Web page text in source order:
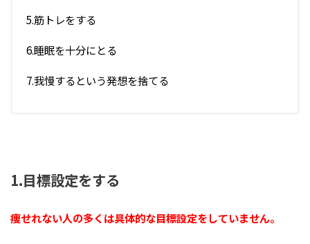
5.筋トレをする
6.睡眠を十分にとる
7.我慢するという発想を捨てる
1.目標設定をする
痩せれない人の多くは具体的な目標設定をしていません。